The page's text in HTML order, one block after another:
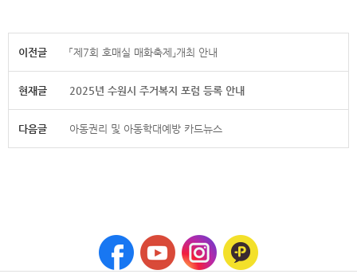
이전글 「제7회 호매실 매화축제」개최 안내
현재글 2025년 수원시 주거복지 포럼 등록 안내
다음글 아동권리 및 아동학대예방 카드뉴스